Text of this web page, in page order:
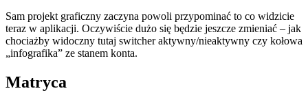
Sam projekt graficzny zaczyna powoli przypominać to co widzicie
teraz w aplikacji. Oczywiście dużo się będzie jeszcze zmieniać – jak
chociażby widoczny tutaj switcher aktywny/nieaktywny czy kołowa
„infografika” ze stanem konta.
Matryca